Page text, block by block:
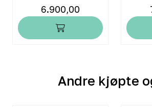
6.900,00
Andre kjøpte